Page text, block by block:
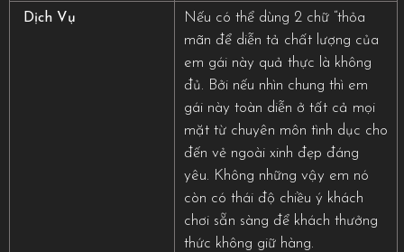
Dịch Vụ
Nếu có thể dùng 2 chữ “thỏa
mãn để diễn tả chất lượng của
em gái này quả thực là không
đủ. Bởi nếu nhìn chung thì em
gái này toàn diễn ở tất cả mọi
mặt từ chuyên môn tình dục cho
đến vẻ ngoài xinh đẹp đáng
yêu. Không những vậy em nó
còn có thái độ chiều ý khách
chơi sẵn sàng để khách thưởng
thức không giữ hàng.